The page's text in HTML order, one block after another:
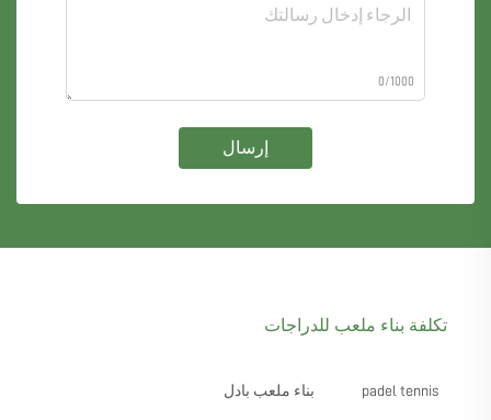
0/1000
إرسال
تكلفة بناء ملعب للدراجات
padel tennis بناء ملعب بادل